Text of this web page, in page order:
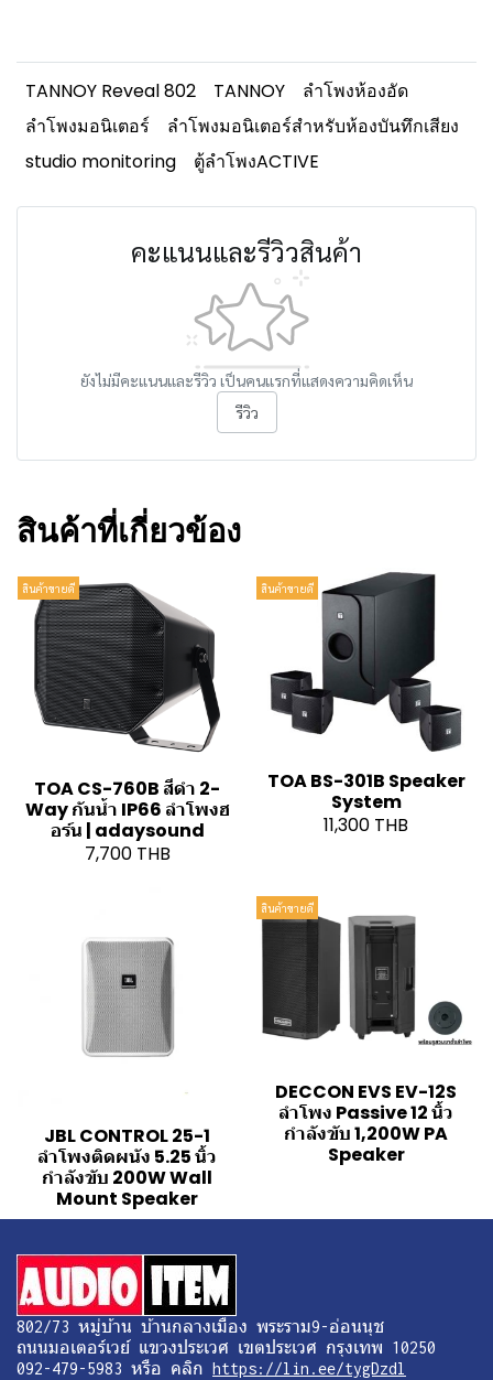
TANNOY Reveal 802 TANNOY
ลำโพงห้องอัด
ลำโพงมอนิเตอร์
ลำโพงมอนิเตอร์สำหรับห้องบันทึกเสียง
studio monitoring
ตู้ลำโพงACTIVE
คะแนนและรีวิวสินค้า
ยังไม่มีคะแนนและรีวิว เป็นคนแรกที่แสดงความคิดเห็น
รีวิว
สินค้าที่เกี่ยวข้อง
สินค้าขายดี
TOA CS-760B สีดำ 2-
Way กันน้ำ IP66 ลำโพงฮ
อร์น | adaysound
7,700 THB
สินค้าขายดี
TOA BS-301B Speaker
System
11,300 THB
JBL CONTROL 25-1
ลำโพงติดผนัง 5.25 นิ้ว
กำลังขับ 200W Wall
Mount Speaker
สินค้าขายดี
DECCON EVS EV-12S
ลำโพง Passive 12 นิ้ว
กำลังขับ 1,200W PA
Speaker
802/73 หมู่บ้าน บ้านกลางเมือง พระราม9-อ่อนนุช
ถนนมอเตอร์เวย์ แขวงประเวศ เขตประเวศ กรุงเทพ 10250
092-479-5983 หรือ คลิก https://lin.ee/tygDzdl